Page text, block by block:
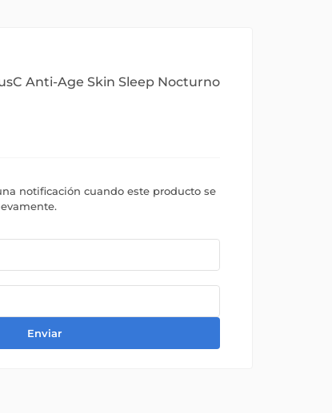
Anti-Age Skin Sleep Nocturno
notificación cuando este producto se
Enviar